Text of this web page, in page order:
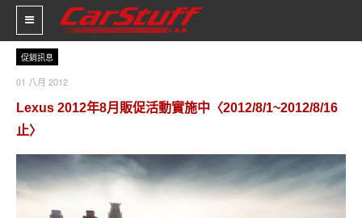
新車價格
車市新聞
賽車新聞
汽車改裝
促銷訊息
01 八月 2012
Lexus 2012年8月販促活動實施中〈2012/8/1~2012/8/16
止〉